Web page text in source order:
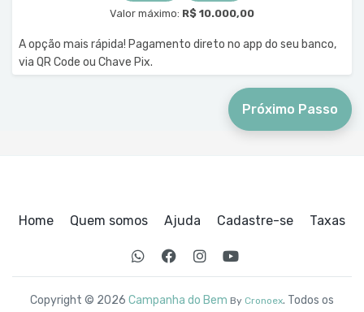
Valor máximo: R$ 10.000,00
A opção mais rápida! Pagamento direto no app do seu banco,
via QR Code ou Chave Pix.
Próximo Passo
Home Quem somos Ajuda Cadastre-se Taxas
Copyright © 2026 Campanha do Bem By Cronoex. Todos os